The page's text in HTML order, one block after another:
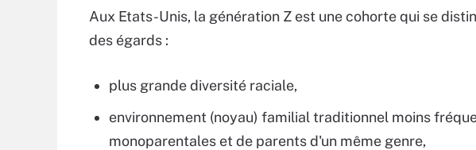
Aux Etats-Unis, la génération Z est une cohorte qui se
des égards :
plus grande diversité raciale,
environnement (noyau) familial traditionnel moins
monoparentales et de parents d'un même genre,